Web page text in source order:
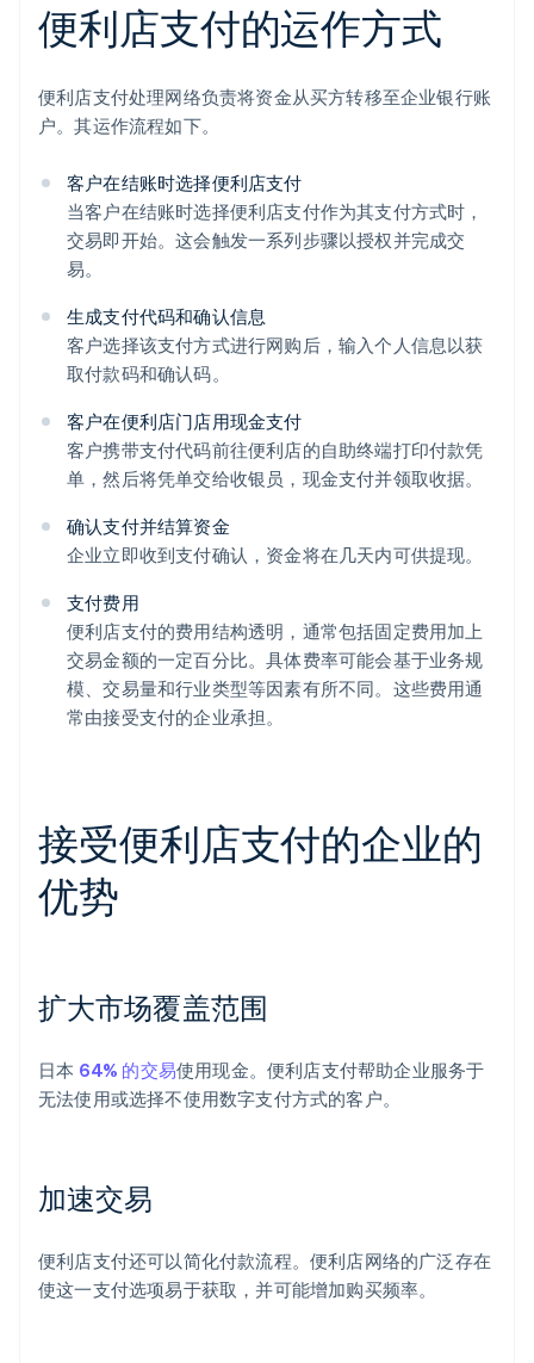
便利店支付的运作方式
便利店支付处理网络负责将资金从买方转移至企业银行账
户。其运作流程如下。
客户在结账时选择便利店支付
当客户在结账时选择便利店支付作为其支付方式时，
交易即开始。这会触发一系列步骤以授权并完成交
易。
生成支付代码和确认信息
客户选择该支付方式进行网购后，输入个人信息以获
取付款码和确认码。
客户在便利店门店用现金支付
客户携带支付代码前往便利店的自助终端打印付款凭
单，然后将凭单交给收银员，现金支付并领取收据。
确认支付并结算资金
企业立即收到支付确认，资金将在几天内可供提现。
支付费用
便利店支付的费用结构透明，通常包括固定费用加上
交易金额的一定百分比。具体费率可能会基于业务规
模、交易量和行业类型等因素有所不同。这些费用通
常由接受支付的企业承担。
接受便利店支付的企业的
优势
扩大市场覆盖范围
日本 64% 的交易使用现金。便利店支付帮助企业服务于
无法使用或选择不使用数字支付方式的客户。
加速交易
便利店支付还可以简化付款流程。便利店网络的广泛存在
使这一支付选项易于获取，并可能增加购买频率。